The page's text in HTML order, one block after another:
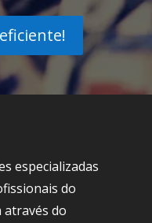
especializadas
do
através do